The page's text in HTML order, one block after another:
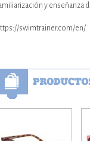
y enseñanza
swimtrainer.com/en/